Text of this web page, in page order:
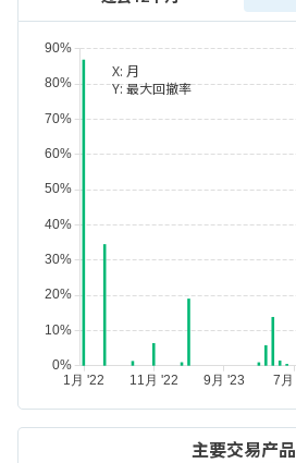
X: 月
Y:最大回撤率
主要交易产品